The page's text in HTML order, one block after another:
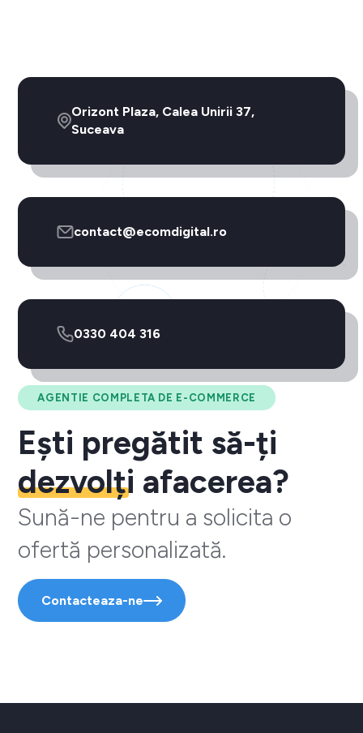
AGENTIE COMPLETA DE E-COMMERCE
Ești pregătit să-ți
dezvolți afacerea?
Sună-ne pentru a solicita o
ofertă personalizată.
Contacteaza-ne
Orizont Plaza, Calea Unirii 37,
Suceava
contact@ecomdigital.ro
0330 404 316